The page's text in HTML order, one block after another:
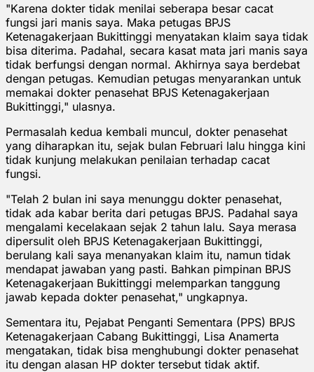
"Karena dokter tidak menilai seberapa besar cacat
fungsi jari manis saya. Maka petugas BPJS
Ketenagakerjaan Bukittinggi menyatakan klaim saya tidak
bisa diterima. Padahal, secara kasat mata jari manis saya
tidak berfungsi dengan normal. Akhirnya saya berdebat
dengan petugas. Kemudian petugas menyarankan untuk
memakai dokter penasehat BPJS Ketenagakerjaan
Bukittinggi," ulasnya.
Permasalah kedua kembali muncul, dokter penasehat
yang diharapkan itu, sejak bulan Februari lalu hingga kini
tidak kunjung melakukan penilaian terhadap cacat
fungsi.
"Telah 2 bulan ini saya menunggu dokter penasehat,
tidak ada kabar berita dari petugas BPJS. Padahal saya
mengalami kecelakaan sejak 2 tahun lalu. Saya merasa
dipersulit oleh BPJS Ketenagakerjaan Bukittinggi,
berulang kali saya menanyakan klaim itu, namun tidak
mendapat jawaban yang pasti. Bahkan pimpinan BPJS
Ketenagakerjaan Bukittinggi melemparkan tanggung
jawab kepada dokter penasehat," ungkapnya.
Sementara itu, Pejabat Penganti Sementara (PPS) BPJS
Ketenagakerjaan Cabang Bukittinggi, Lisa Anamerta
mengatakan, tidak bisa menghubungi dokter penasehat
itu dengan alasan HP dokter tersebut tidak aktif.